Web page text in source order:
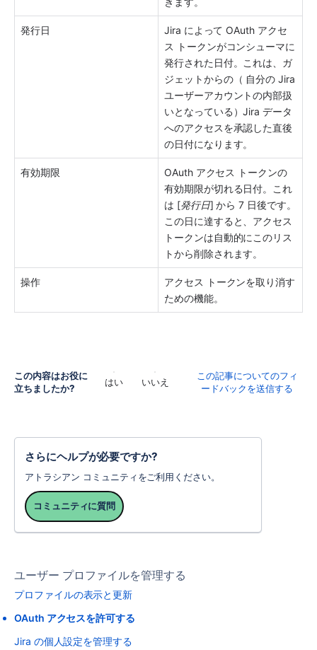
発行日
Jira によって OAuth アクセ
ス トークンがコンシューマに
発行された日付。これは、ガ
ジェットからの（ 自分の Jira
ユーザーアカウントの内部扱
いとなっている）Jira データ
へのアクセスを承認した直後
の日付になります。
有効期限
OAuth アクセス トークンの
有効期限が切れる日付。これ
は [発行日] から 7 日後です。
この日に達すると、アクセス
トークンは自動的にこのリス
トから削除されます。
操作
アクセス トークンを取り消す
ための機能。
この内容はお役に
立ちましたか?
はい いいえ
この記事についてのフィ
ードバックを送信する
さらにヘルプが必要ですか?
アトラシアン コミュニティをご利用ください。
コミュニティに質問
ユーザー プロファイルを管理する
プロファイルの表示と更新
OAuth アクセスを許可する
Jira の個人設定を管理する